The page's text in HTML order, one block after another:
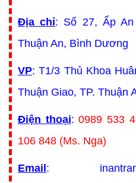
Địa chỉ: Số 27, Ấp
Thuận An, Bình Dương
VP: T1/3 Thủ Khoa
Thuận Giao, TP. Thuận
Điện thoại:0989 533
106 848 (Ms. Nga)
Email :